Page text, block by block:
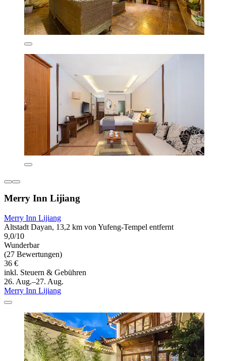
Merry Inn Lijiang
Merry Inn Lijiang
Altstadt Dayan, 13,2 km von Yufeng-Tempel entfernt
9,0/10
Wunderbar
(27 Bewertungen)
36 €
inkl. Steuern & Gebühren
26. Aug.–27. Aug.
Merry Inn Lijiang